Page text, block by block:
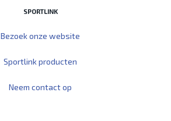
SPORTLINK
Bezoek onze website
Sportlink producten
Neem contact op